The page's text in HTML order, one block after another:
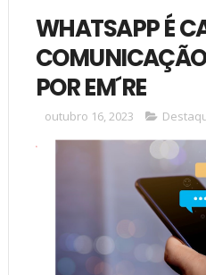
WHATSAPP É
POR EM´RE
outubro 16, 2023